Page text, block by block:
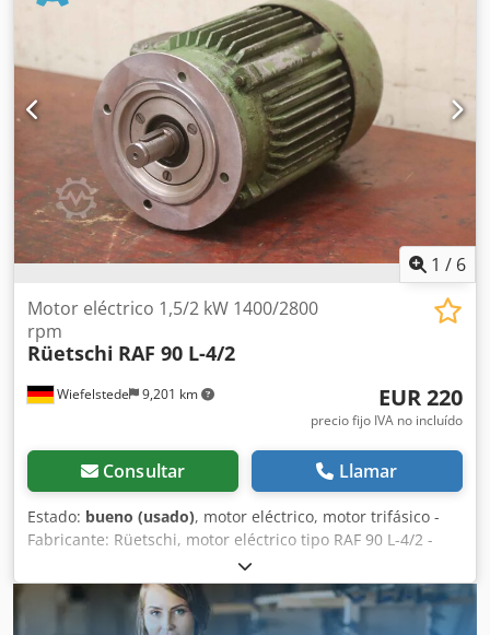
69 kg
1 / 6
Wiefelstede 9,201 km
Motor eléctrico 1,5/2 kW 1400/2800
rpm
Rüetschi RAF 90 L-4/2
EUR 220
precio fijo IVA no incluído
Consultar Llamar
Estado: bueno (usado), motor eléctrico, motor trifásico -
Fabricante: Rüetschi, motor eléctrico tipo RAF 90 L-4/2 -
Potencia: 1,5/2 kW -Velocidad: 1400/2800 rpm -Eje: Ø 22 x
40 mm Dcodjvzx Uqjpfx Apvsk -Diseño: B5 -Dimensiones:
325/215/H180 mm -Peso: 15,3 kg